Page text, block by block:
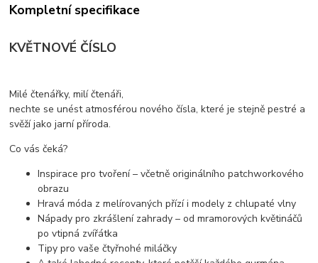
Kompletní specifikace
KVĚTNOVÉ ČÍSLO
Milé čtenářky, milí čtenáři,
nechte se unést atmosférou nového čísla, které je stejně pestré a
svěží jako jarní příroda.
Co vás čeká?
Inspirace pro tvoření – včetně originálního patchworkového
obrazu
Hravá móda z melírovaných přízí i modely z chlupaté vlny
Nápady pro zkrášlení zahrady – od mramorových květináčů
po vtipná zvířátka
Tipy pro vaše čtyřnohé miláčky